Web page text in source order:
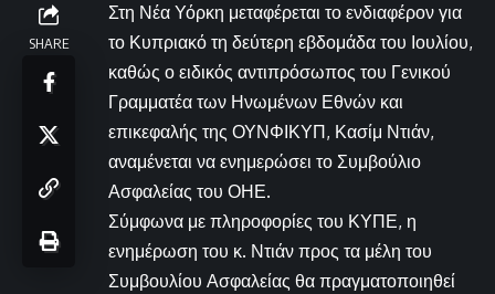
SHARE
Στη Νέα Υόρκη μεταφέρεται το ενδιαφέρον για
το Κυπριακό τη δεύτερη εβδομάδα του Ιουλίου,
καθώς ο ειδικός αντιπρόσωπος του Γενικού
Γραμματέα των Ηνωμένων Εθνών και
επικεφαλής της ΟΥΝΦΙΚΥΠ, Κασίμ Ντιάν,
αναμένεται να ενημερώσει το Συμβούλιο
Ασφαλείας του ΟΗΕ.
Σύμφωνα με πληροφορίες του ΚΥΠΕ, η
ενημέρωση του κ. Ντιάν προς τα μέλη του
Συμβουλίου Ασφαλείας θα πραγματοποιηθεί